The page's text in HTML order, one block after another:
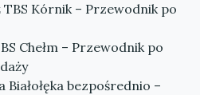
Kórnik – Przewodnik po
Chełm – Przewodnik po
bezpośrednio –